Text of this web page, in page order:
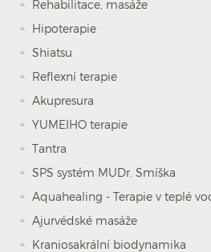
Rehabilitace, masáže
Hipoterapie
Shiatsu
Reflexní terapie
Akupresura
YUMEIHO terapie
Tantra
SPS systém MUDr. Smíška
Aquahealing - Terapie v teplé
Ajurvédské masáže
Kraniosakrální biodynamika